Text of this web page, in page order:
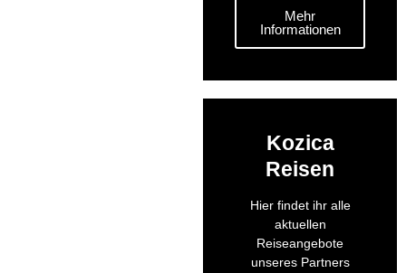
Mehr
Informationen
Kozica
Reisen
Hier findet ihr alle
aktuellen
Reiseangebote
unseres Partners